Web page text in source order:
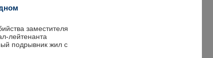
заместителя
лейтенанта
подрывник жил с